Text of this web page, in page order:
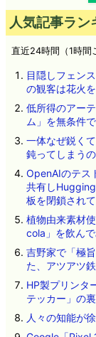
人気記事ラン
直近24時間（1時間
目隠しフェン
の観客は花火
低所得のアー
ム」を無条件
一体なぜ鋭く
鈍ってしまう
OpenAIのテス
共有し
板を閉鎖され
植物由来素材
cola」を飲ん
吉野家で「極
た、アツアツ
HP製プリンタ
テッカー」の
人々の知能が